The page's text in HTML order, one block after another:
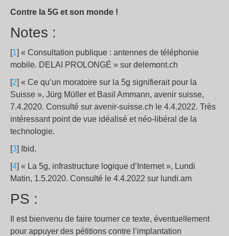
Contre la 5G et son monde !
Notes :
[1] « Consultation publique : antennes de téléphonie
mobile. DELAI PROLONGÉ » sur delemont.ch
[2] « Ce qu’un moratoire sur la 5g signifierait pour la
Suisse », Jürg Müller et Basil Ammann, avenir suisse,
7.4.2020. Consulté sur avenir-suisse.ch le 4.4.2022. Très
intéressant point de vue idéalisé et néo-libéral de la
technologie.
[3] Ibid.
[4] « La 5g, infrastructure logique d’Internet », Lundi
Matin, 1.5.2020. Consulté le 4.4.2022 sur lundi.am
PS :
Il est bienvenu de faire tourner ce texte, éventuellement
pour appuyer des pétitions contre l’implantation